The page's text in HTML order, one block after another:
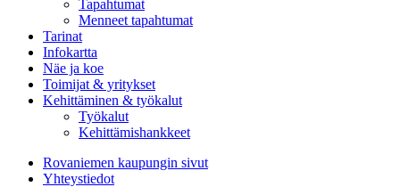
Tapahtumat
Menneet tapahtumat
Tarinat
Infokartta
Näe ja koe
Toimijat & yritykset
Kehittäminen & työkalut
Työkalut
Kehittämishankkeet
Rovaniemen kaupungin sivut
Yhteystiedot